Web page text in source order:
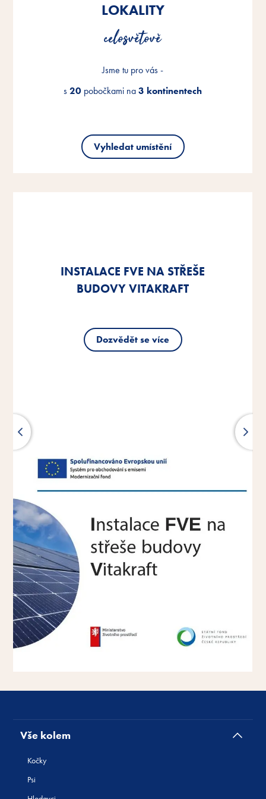
LOKALITY
celosvětově
Jsme tu pro vás -
s20 pobočkami na3 kontinentech
Vyhledat umístění
LOKALITY
celosvětově
Jsme tu pro vás -
s20 pobočkami na3 kontinentech
Vyhledat umístění
LOKALITY
celosvětově
Jsme tu pro vás -
s20 pobočkami na3 kontinentech
Vyhledat umístění
INSTALACE FVE NA STŘEŠE
BUDOVY VITAKRAFT
Dozvědět se více
INSTALACE FVE NA STŘEŠE
BUDOVY VITAKRAFT
Dozvědět se více
INSTALACE FVE NA STŘEŠE
BUDOVY VITAKRAFT
Dozvědět se více
Vše kolem
Kočky
Psi